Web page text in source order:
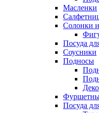
Масленки
Солонки
Посуда
Соусники
Подносы
Посуда